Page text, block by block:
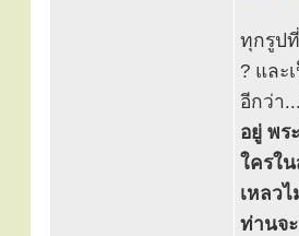
ทุกรูป
? และ
อีกว่า...
อยู่ พร
ใครใ
เหลว
ท่านจ